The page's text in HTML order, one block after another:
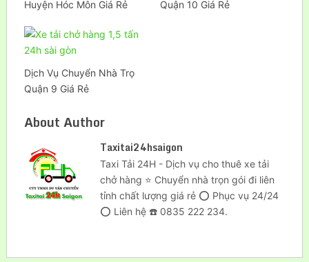
Huyện Hóc Môn Giá Rẻ
Quận 10 Giá Rẻ
Dịch Vụ Chuyển Nhà Trọ
Quận 9 Giá Rẻ
About Author
Taxitai24hsaigon
Taxi Tải 24H - Dịch vụ cho thuê xe tải
chở hàng ⭐ Chuyển nhà trọn gói đi liên
tỉnh chất lượng giá rẻ ⭕ Phục vụ 24/24
⭕ Liên hệ ☎️ 0835 222 234.